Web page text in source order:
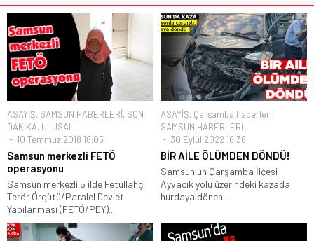
ASAYİŞ, SAMSUN HABERLERİ, SON
DAKİKA, ULUSAL
10 Temmuz 2018 18:05
Samsun merkezli FETÖ
operasyonu
Samsun merkezli 5 ilde Fetullahçı
Terör Örgütü/Paralel Devlet
Yapılanması (FETÖ/PDY)...
ASAYİŞ, Çarşamba haberleri,
SAMSUN HABERLERİ
30 Eylül 2022 16:38
BİR AİLE ÖLÜMDEN DÖNDÜ!
Samsun'un Çarşamba İlçesi
Ayvacık yolu üzerindeki kazada
hurdaya dönen...